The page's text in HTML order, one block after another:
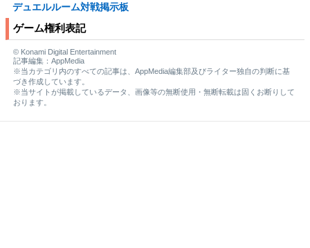
デュエルルーム対戦掲示板
ゲーム権利表記
© Konami Digital Entertainment
記事編集：AppMedia
※当カテゴリ内のすべての記事は、AppMedia編集部及びライター独自の判断に基
づき作成しています。
※当サイトが掲載しているデータ、画像等の無断使用・無断転載は固くお断りして
おります。